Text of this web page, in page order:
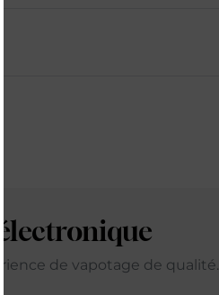
de vapotage de qualité.